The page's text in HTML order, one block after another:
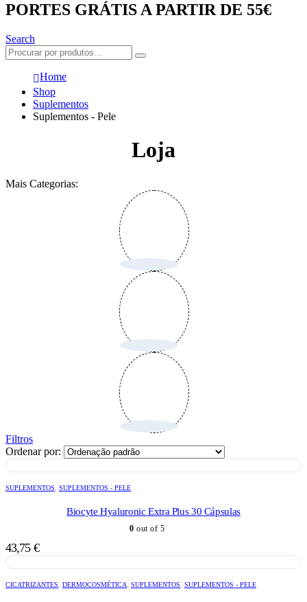
PORTES GRÁTIS A PARTIR DE 55€
Search
Home
Shop
Suplementos
Suplementos - Pele
Loja
Mais Categorias:
Filtros
Ordenar por:
SUPLEMENTOS SUPLEMENTOS - PELE
Biocyte Hyaluronic Extra Plus 30 Cápsulas
0 out of 5
43,75 €
CICATRIZANTES DERMOCOSMÉTICA SUPLEMENTOS SUPLEMENTOS - PELE